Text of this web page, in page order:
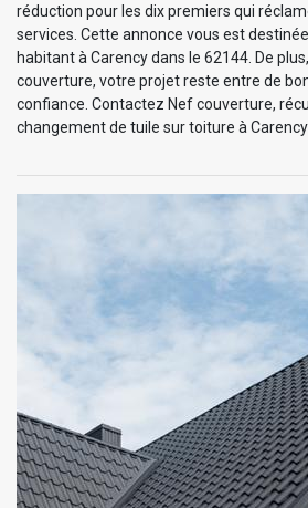
réduction pour les dix premiers qui
services. Cette annonce vous est
habitant à Carency dans le 62144. De
couverture, votre projet reste entre de
confiance. Contactez Nef couverture,
changement de tuile sur toiture à